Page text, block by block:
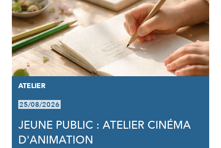
ATELIER
25/08/2026
JEUNE PUBLIC : ATELIER CINÉMA
D'ANIMATION